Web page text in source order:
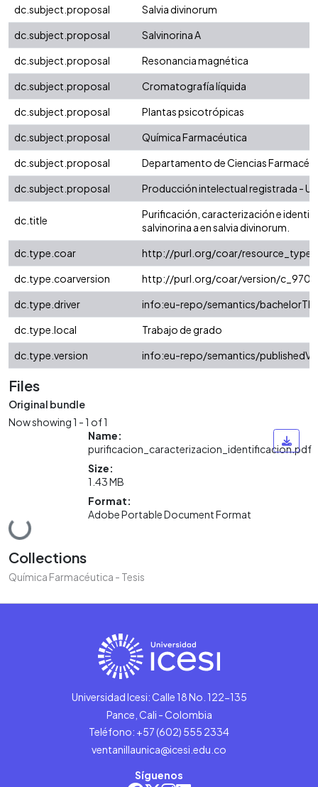
dc.subject.proposal
Salvia divinorum
dc.subject.proposal
Salvinorina A
dc.subject.proposal
Resonancia magnética
dc.subject.proposal
Cromatografía líquida
dc.subject.proposal
Plantas psicotrópicas
dc.subject.proposal
Química Farmacéutica
dc.subject.proposal
Departamento de Ciencias
dc.subject.proposal
Producción intelectual registrada -
dc.title
Purificación, caracterización e
salvinorina a en salvia divinorum.
dc.type.coar
http://purl.org/coar/resource_type/
dc.type.coarversion
http://purl.org/coar/version/
dc.type.driver
info:eu-repo/semantics/
dc.type.local
Trabajo de grado
dc.type.version
info:eu-repo/semantics/
Files
Original bundle
Now showing1 - 1 of 1
Loading...
Name:
purificacion_caracterizacion_identificacion.pdf
Size:
1.43 MB
Format:
Adobe Portable Document Format
Collections
Química Farmacéutica - Tesis
Universidad Icesi: Calle 18 No. 122-135
Pance, Cali - Colombia
Teléfono: +57 (602) 555 2334
ventanillaunica@icesi.edu.co
Síguenos